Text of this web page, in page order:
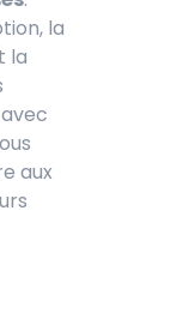
la
la
aux